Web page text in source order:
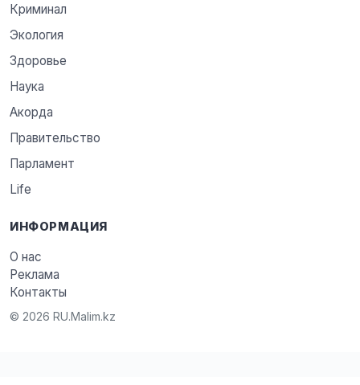
Криминал
Экология
Здоровье
Наука
Акорда
Правительство
Парламент
Life
ИНФОРМАЦИЯ
О нас
Реклама
Контакты
© 2026 RU.Malim.kz